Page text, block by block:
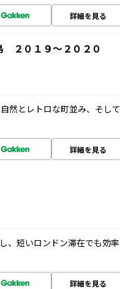
詳細を見る
２０１９～２０２０
然とレトロな町並み、そして
詳細を見る
、短いロンドン滞在でも効率
詳細を見る